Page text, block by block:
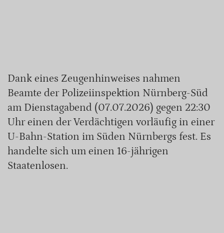
Dank eines Zeugenhinweises nahmen
Beamte der Polizeiinspektion Nürnberg-Süd
am Dienstagabend (07.07.2026) gegen 22:30
Uhr einen der Verdächtigen vorläufig in einer
U-Bahn-Station im Süden Nürnbergs fest. Es
handelte sich um einen 16-jährigen
Staatenlosen.